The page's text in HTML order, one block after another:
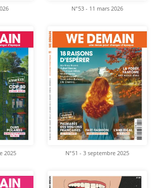
N°53 - 11 mars 2026
2025 N°51 - 3 septembre 2025